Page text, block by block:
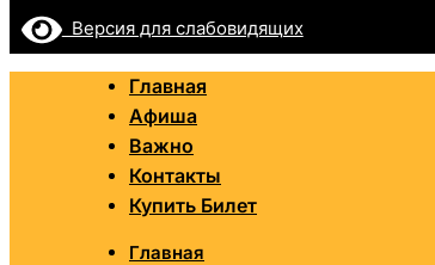
Версия для слабовидящих
Главная
Афиша
Важно
Контакты
Купить Билет
Главная